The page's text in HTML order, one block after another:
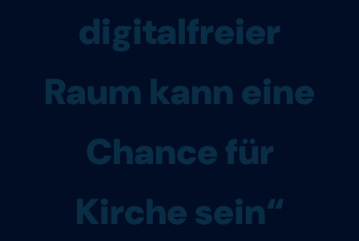
digitalfreier
Raum kann eine
Chance für
Kirche sein“